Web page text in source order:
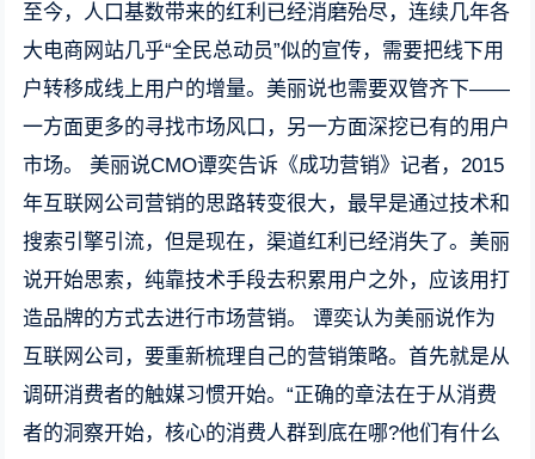
至今，人口基数带来的红利已经消磨殆尽，连续几年各
大电商网站几乎“全民总动员”似的宣传，需要把线下用
户转移成线上用户的增量。美丽说也需要双管齐下——
一方面更多的寻找市场风口，另一方面深挖已有的用户
市场。 美丽说CMO谭奕告诉《成功营销》记者，2015
年互联网公司营销的思路转变很大，最早是通过技术和
搜索引擎引流，但是现在，渠道红利已经消失了。美丽
说开始思索，纯靠技术手段去积累用户之外，应该用打
造品牌的方式去进行市场营销。 谭奕认为美丽说作为
互联网公司，要重新梳理自己的营销策略。首先就是从
调研消费者的触媒习惯开始。“正确的章法在于从消费
者的洞察开始，核心的消费人群到底在哪?他们有什么